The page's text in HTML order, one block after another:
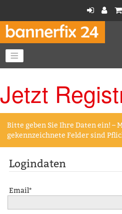
Navigation anzeigen
Jetzt
Bitte geben Sie Ihre Daten ein! –
gekennzeichnete Felder sind
Logindaten
Email*